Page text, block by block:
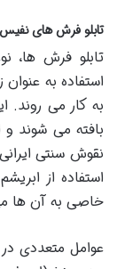
تابلو فرش های نفیس
تابلو فرش ها،
استفاده به عنوان
به کار می روند.
بافته می شوند و
نقوش سنتی
استفاده از
خاصی به آن ها می
عوامل متعددی در